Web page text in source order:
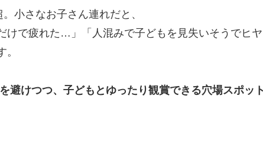
小さなお子さん連れだと、
けで疲れた…」「人混みで子どもを見失いそうでヒヤ
を避けつつ、子どもとゆったり観賞できる穴場スポット